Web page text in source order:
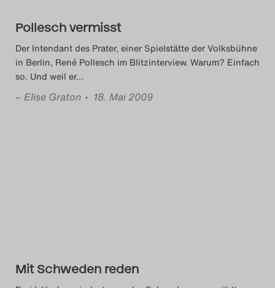
Pollesch vermisst
Der Intendant des Prater, einer Spielstätte der Volksbühne
in Berlin, René Pollesch im Blitzinterview. Warum? Einfach
so. Und weil er…
– Elise Graton • 18. Mai 2009
Mit Schweden reden